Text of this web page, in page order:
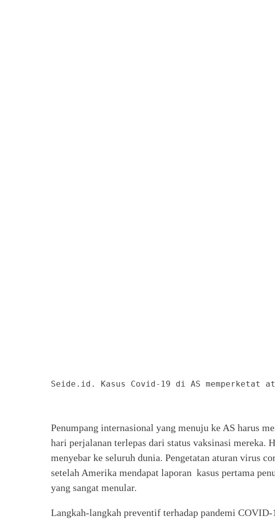
Seide.id. Kasus Covid-19 di AS memperketat
Penumpang internasional yang menuju ke AS harus
hari perjalanan terlepas dari status vaksinasi mereka.
menyebar ke seluruh dunia. Pengetatan aturan virus
setelah Amerika mendapat laporan kasus pertama
yang sangat menular.
Langkah-langkah preventif terhadap pandemi